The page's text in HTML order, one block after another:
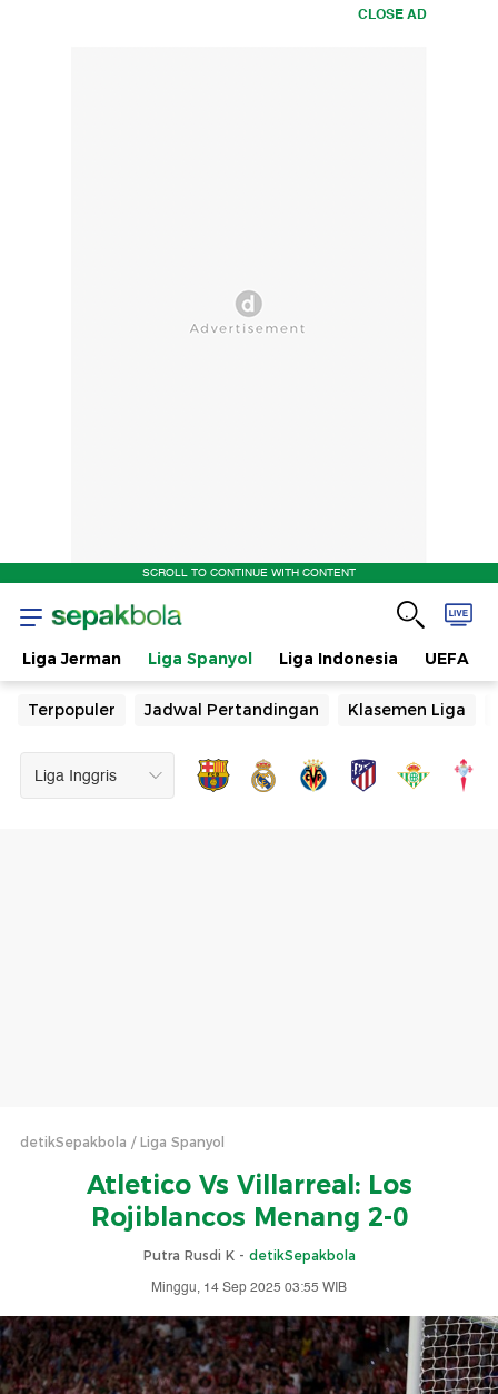
CLOSE AD
SCROLL TO CONTINUE WITH CONTENT
Liga Jerman Liga Spanyol Liga Indonesia UEFA
Terpopuler Jadwal Pertandingan Klasemen Liga
detikSepakbola Liga Spanyol
Atletico Vs Villarreal: Los
Rojiblancos Menang 2-0
Putra Rusdi K - detikSepakbola
Minggu, 14 Sep 2025 03:55 WIB